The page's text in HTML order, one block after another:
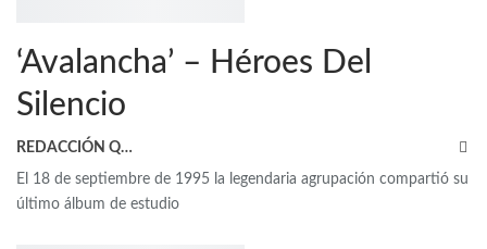
‘Avalancha’ – Héroes Del
Silencio
REDACCIÓN QRP
El 18 de septiembre de 1995 la legendaria agrupación compartió su
último álbum de estudio